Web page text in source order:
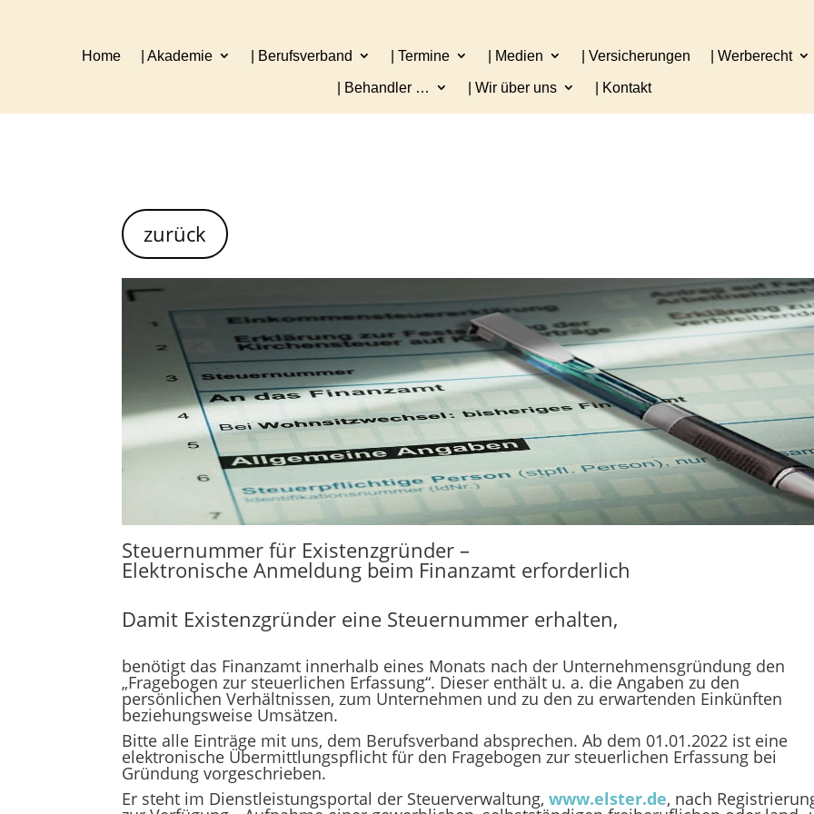
Home | Akademie | Berufsverband | Termine | Medien | Versicherungen | Werberecht
| Behandler … | Wir über uns | Kontakt
zurück
Steuernummer für Existenzgründer –
Elektronische Anmeldung beim Finanzamt erforderlich
Damit Existenzgründer eine Steuernummer erhalten,
benötigt das Finanzamt innerhalb eines Monats nach der Unternehmensgründung den
„Fragebogen zur steuerlichen Erfassung“. Dieser enthält u. a. die Angaben zu den
persönlichen Verhältnissen, zum Unternehmen und zu den zu erwartenden Einkünften
beziehungsweise Umsätzen.
Bitte alle Einträge mit uns, dem Berufsverband absprechen. Ab dem 01.01.2022 ist eine
elektronische Übermittlungspflicht für den Fragebogen zur steuerlichen Erfassung bei
Gründung vorgeschrieben.
Er steht im Dienstleistungsportal der Steuerverwaltung,www.elster.de, nach